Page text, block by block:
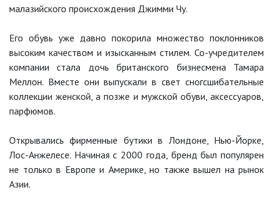
малазийского происхождения Джимми Чу.
Его обувь уже давно покорила множество поклонников
высоким качеством и изысканным стилем. Со-учредителем
компании стала дочь британского бизнесмена Тамара
Меллон. Вместе они выпускали в свет сногсшибательные
коллекции женской, а позже и мужской обуви, аксессуаров,
парфюмов.
Открывались фирменные бутики в Лондоне, Нью-Йорке,
Лос-Анжелесе. Начиная с 2000 года, бренд был популярен
не только в Европе и Америке, но также вышел на рынок
Азии.